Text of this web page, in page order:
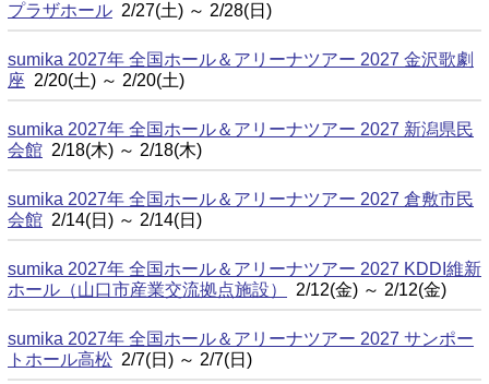
プラザホール 2/27(土) ～ 2/28(日)
sumika 2027年 全国ホール＆アリーナツアー 2027 金沢歌劇
座 2/20(土) ～ 2/20(土)
sumika 2027年 全国ホール＆アリーナツアー 2027 新潟県民
会館 2/18(木) ～ 2/18(木)
sumika 2027年 全国ホール＆アリーナツアー 2027 倉敷市民
会館 2/14(日) ～ 2/14(日)
sumika 2027年 全国ホール＆アリーナツアー 2027 KDDI維新
ホール（山口市産業交流拠点施設）
2/12(金) ～ 2/12(金)
sumika 2027年 全国ホール＆アリーナツアー 2027 サンポー
トホール高松 2/7(日) ～ 2/7(日)